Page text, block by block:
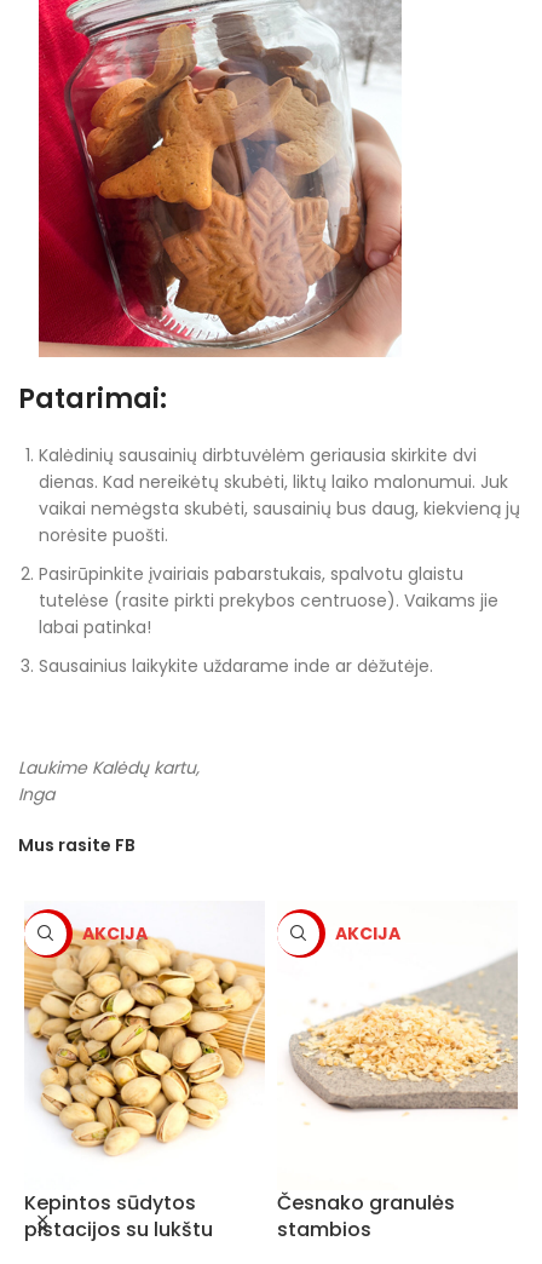
Patarimai:
Kalėdinių sausainių dirbtuvėlėm geriausia skirkite dvi
dienas. Kad nereikėtų skubėti, liktų laiko malonumui. Juk
vaikai nemėgsta skubėti, sausainių bus daug, kiekvieną jų
norėsite puošti.
Pasirūpinkite įvairiais pabarstukais, spalvotu glaistu
tutelėse (rasite pirkti prekybos centruose). Vaikams jie
labai patinka!
Sausainius laikykite uždarame inde ar dėžutėje.
Laukime Kalėdų kartu,
Inga
Mus rasite FB
-5%
Kepintos sūdytos
pistacijos su lukštu
-5%
Česnako granulės
stambios